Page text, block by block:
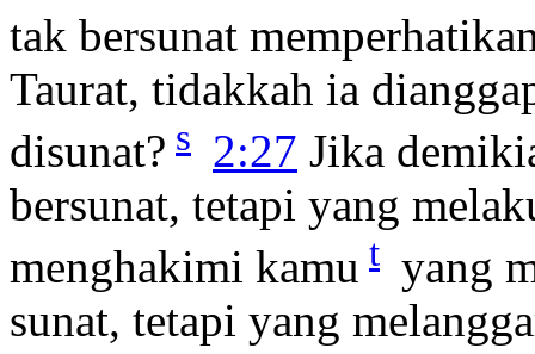
tak bersunat
Taurat, tidakkah ia
disunat? s 2:27 Jika
bersunat, tetapi yang
menghakimi kamu t yang
sunat, tetapi yang